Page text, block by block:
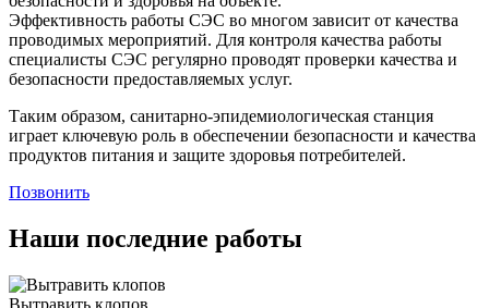
Эффективность работы СЭС во многом зависит от качества
проводимых мероприятий. Для контроля качества работы
специалисты СЭС регулярно проводят проверки качества и
безопасности предоставляемых услуг.
Таким образом, санитарно-эпидемиологическая станция
играет ключевую роль в обеспечении безопасности и качества
продуктов питания и защите здоровья потребителей.
Позвонить
Наши последние работы
Вытравить клопов